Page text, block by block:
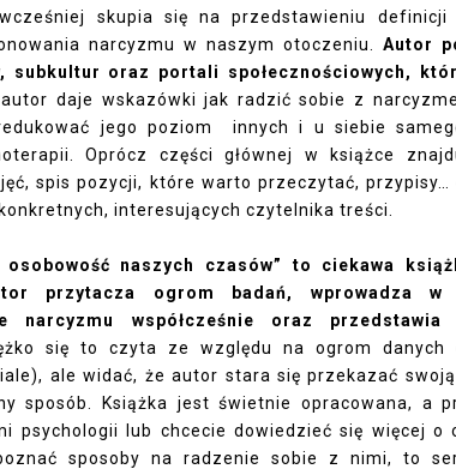
wcześniej skupia się na przedstawieniu definicji
narcyzmu w naszym otoczeniu.Autor
subkultur oraz portali społecznościowych,
daje wskazówki jak radzić sobie z
jego poziom innych i u siebie
Oprócz części głównej w książce
spis pozycji, które warto przeczytać, przypisy…
interesujących czytelnika treści.
osobowość naszych czasów” to ciekawa
przytacza ogrom badań, wprowadza w
narcyzmu współcześnie oraz
się to czyta ze względu na ogrom danych
ale widać, że autor stara się przekazać
sposób. Książka jest świetnie opracowana, a
psychologii lub chcecie dowiedzieć się więcej o
sposoby na radzenie sobie z nimi, to